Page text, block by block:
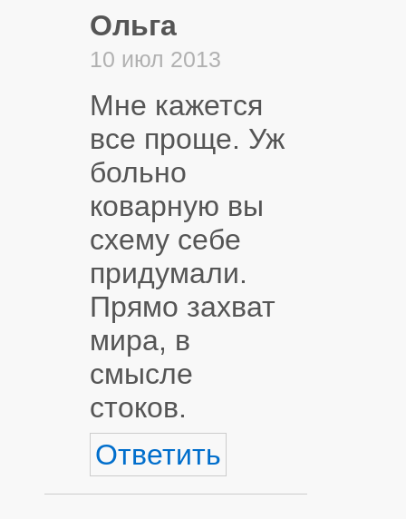
Ольга
10 июл 2013
Мне кажется
все проще. Уж
больно
коварную вы
схему себе
придумали.
Прямо захват
мира, в
смысле
стоков.
Ответить